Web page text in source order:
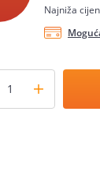
Najniža